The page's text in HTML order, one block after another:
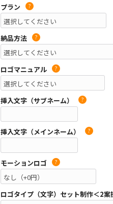
プラン
?
納品方法 ?
ロゴマニュアル ?
挿入文字（サブネーム） ?
挿入文字（メインネーム） ?
モーションロゴ ?
ロゴタイプ（文字）セット制作＜2案